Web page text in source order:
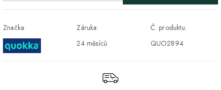
Značka:
Záruka:
24 měsíců
Č. produktu:
QUO2894